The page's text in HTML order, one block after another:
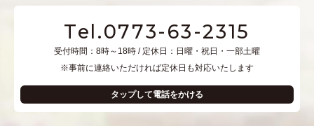
Tel.0773-63-2315
受付時間：8時～18時 / 定休日：日曜・祝日・一部土曜
※事前に連絡いただければ定休日も対応いたします
タップして電話をかける